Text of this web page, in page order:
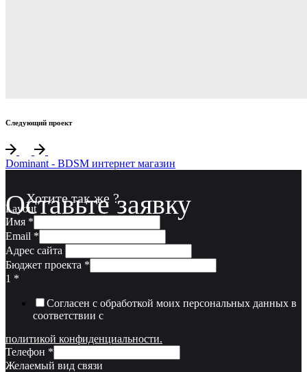
Следующий проект
Dominant - BDSM интернет магазин
Оставьте заявку
Layout
Имя *
Email *
Адрес сайта
Бюджет проекта *
1 *
Согласен с обработкой моих персональных данных в
соответствии с
политикой конфиденциальности.
Телефон *
Желаемый вид связи